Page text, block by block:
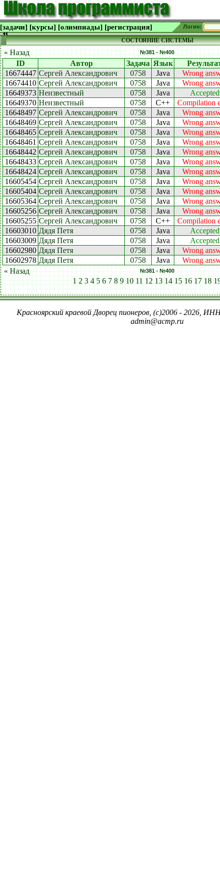
[задачи] [курсы] [олимпиады] [регистрация] Логин:
СОСТОЯНИЕ СИСТЕМЫ
« Назад №381 - №400
ID Автор Задача Язык
16674447 Сергей Александрович 0758 Java
Wrong
16674410 Сергей Александрович 0758 Java
Wrong
16649373 Неизвестный 0758 Java
Accepted
16649370 Неизвестный 0758 C++
Compilation
16648497 Сергей Александрович 0758 Java
Wrong
16648469 Сергей Александрович 0758 Java
Wrong
16648465 Сергей Александрович 0758 Java
Wrong
16648461 Сергей Александрович 0758 Java
Wrong
16648442 Сергей Александрович 0758 Java
Wrong
16648433 Сергей Александрович 0758 Java
Wrong
16648424 Сергей Александрович 0758 Java
Wrong
16605454 Сергей Александрович 0758 Java
Wrong
16605404 Сергей Александрович 0758 Java
Wrong
16605364 Сергей Александрович 0758 Java
Wrong
16605256 Сергей Александрович 0758 Java
Wrong
16605255 Сергей Александрович 0758 C++
Compilation
16603010 Дядя Петя 0758 Java
Accepted
16603009 Дядя Петя 0758 Java
Accepted
16602980 Дядя Петя 0758 Java
Wrong
16602978 Дядя Петя 0758 Java
Wrong
« Назад
№381 - №400
1 2 3 4 5 6 7 8 9 10 11 12 13 14 15 16 17 18
Красноярский краевой Дворец пионеров, (c)2006 - 2026,
admin@acmp.ru